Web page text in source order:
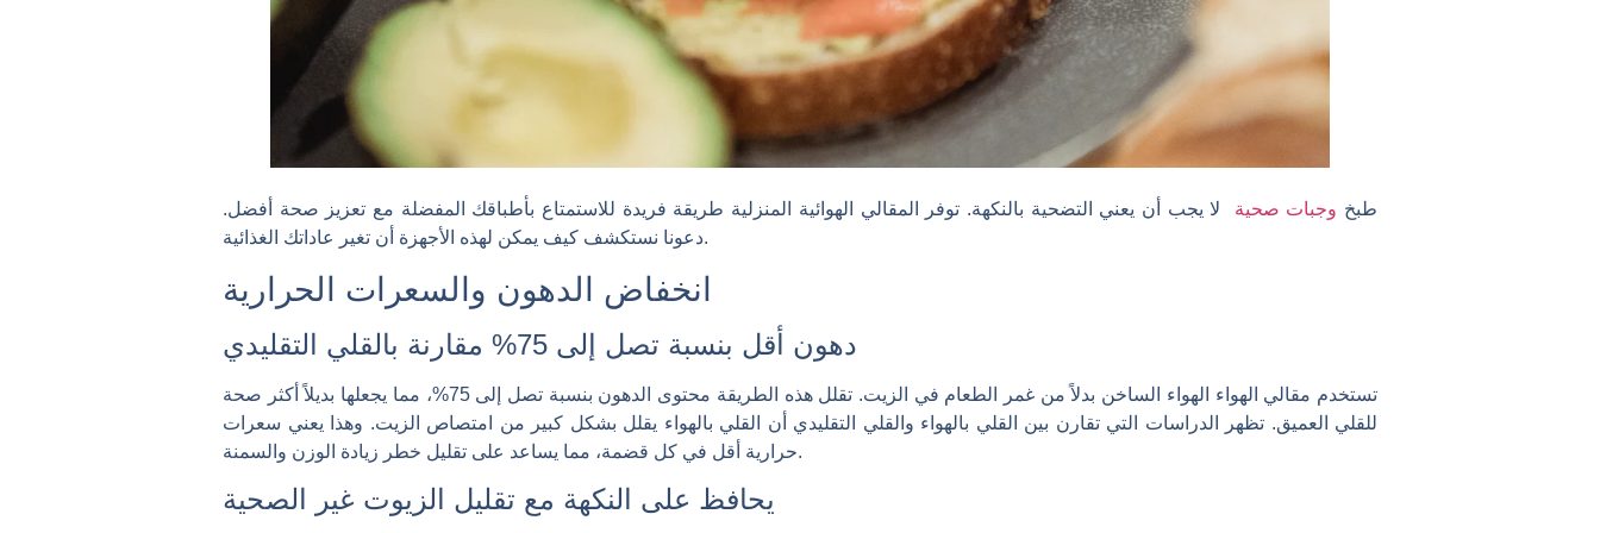
طبخ وجبات صحية
لا يجب أن يعني التضحية بالنكهة. توفر المقالي الهوائية المنزلية طريقة فريدة للاستمتاع بأطباقك المفضلة مع تعزيز صحة أفضل.
دعونا نستكشف كيف يمكن لهذه الأجهزة أن تغير عاداتك الغذائية.
انخفاض الدهون والسعرات الحرارية
تستخدم مقالي الهواء الهواء الساخن بدلاً من غمر الطعام في الزيت. تقلل هذه الطريقة محتوى الدهون بنسبة تصل إلى 75%، مما يجعلها بديلاً أكثر صحة
للقلي العميق. تظهر الدراسات التي تقارن بين القلي بالهواء والقلي التقليدي أن القلي بالهواء يقلل بشكل كبير من امتصاص الزيت. وهذا يعني سعرات
حرارية أقل في كل قضمة، مما يساعد على تقليل خطر زيادة الوزن والسمنة.
يحافظ على النكهة مع تقليل الزيوت غير الصحية